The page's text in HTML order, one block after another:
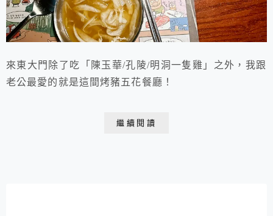
來東大門除了吃「陳玉華/孔陵/明洞一隻雞」之外，我跟
老公最愛的就是這間烤豬五花餐廳！
繼續閱讀